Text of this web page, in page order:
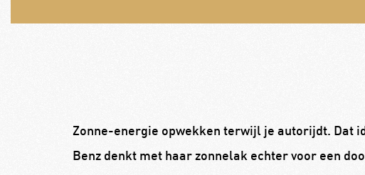
Zonne-energie opwekken terwijl je autorijdt. Dat
Benz denkt met haar zonnelak echter voor een